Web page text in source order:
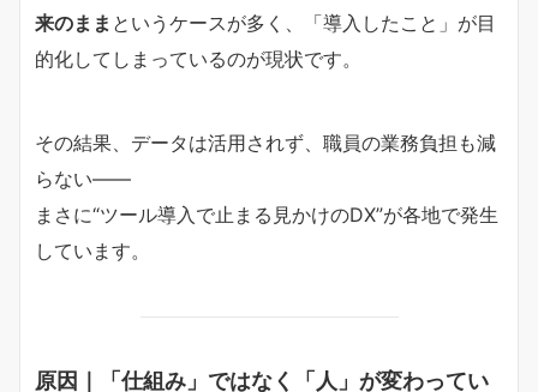
来のまま というケースが多く、「導入したこと」が目
的化してしまっているのが現状です。
その結果、データは活用されず、職員の業務負担も減
らない――
まさに“ツール導入で止まる見かけのDX”が各地で発生
しています。
原因｜「仕組み」ではなく「人」が変わってい